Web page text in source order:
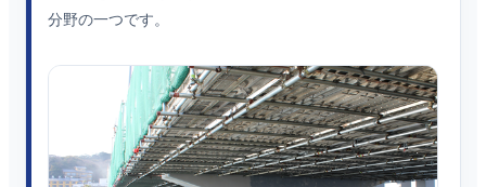
分野の一つです。